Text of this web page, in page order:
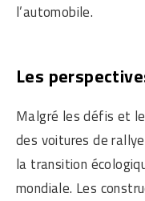
l’automobile.
Les
Malgré les défis et
des voitures de
la transition
mondiale. Les